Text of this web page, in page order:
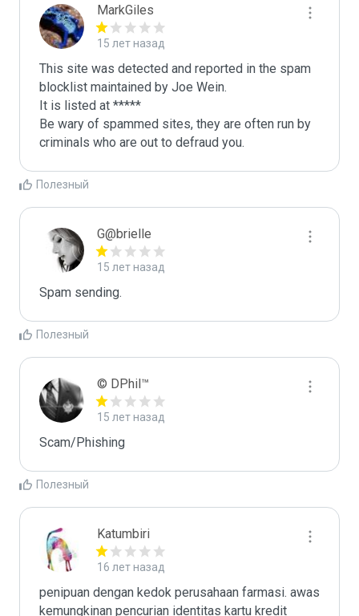
MarkGiles
15 лет назад
This site was detected and reported in the spam
blocklist maintained by Joe Wein.
It is listed at *****
Be wary of spammed sites, they are often run by
criminals who are out to defraud you.
Полезный
G@brielle
15 лет назад
Spam sending.
Полезный
© DPhil™
15 лет назад
Scam/Phishing
Полезный
Katumbiri
16 лет назад
penipuan dengan kedok perusahaan farmasi. awas
kemungkinan pencurian identitas kartu kredit